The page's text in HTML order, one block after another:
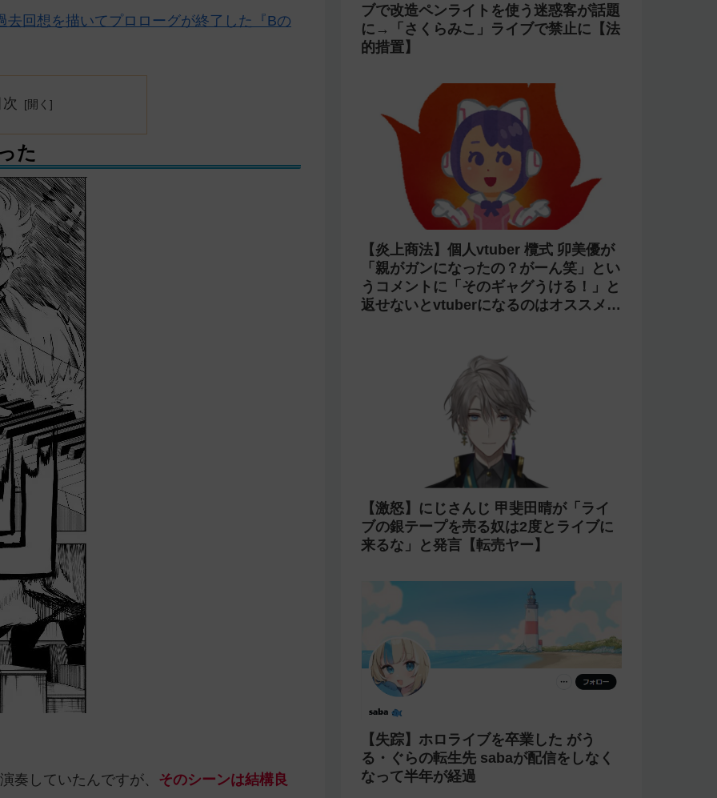
回想を描いてプロローグが終了した『Bの
た
奏していたんですが、 そのシーンは結構良
ブで改造ペンライトを使う迷惑客が話題
に→「さくらみこ」ライブで禁止に【法
的措置】
【炎上商法】個人vtuber 欖式 卯美優が
「親がガンになったの？がーん笑」とい
うコメントに「そのギャグうける！」と
返せないとvtuberになるのはオススメし
【激怒】にじさんじ 甲斐田晴が「ライ
ブの銀テープを売る奴は2度とライブに
来るな」と発言【転売ヤー】
【失踪】ホロライブを卒業した がう
る・ぐらの転生先 sabaが配信をしなく
なって半年が経過